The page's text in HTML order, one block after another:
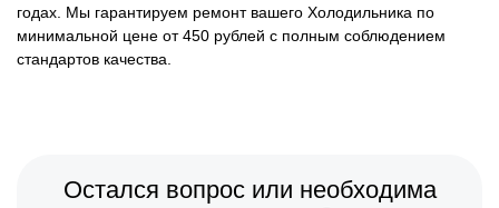
годах. Мы гарантируем ремонт вашего Холодильника по
минимальной цене от 450 рублей с полным соблюдением
стандартов качества.
Остался вопрос или необходима